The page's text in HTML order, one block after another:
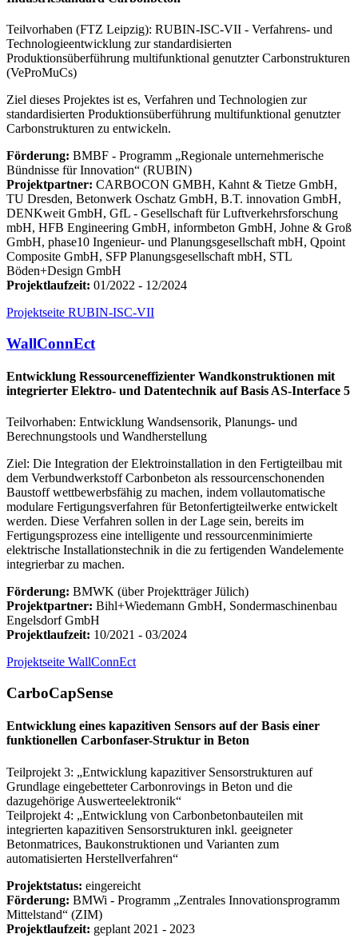
Teilvorhaben (FTZ Leipzig): RUBIN-ISC-VII - Verfahrens- und
Technologieentwicklung zur standardisierten
Produktionsüberführung multifunktional genutzter Carbonstrukturen
(VeProMuCs)
Ziel dieses Projektes ist es, Verfahren und Technologien zur
standardisierten Produktionsüberführung multifunktional genutzter
Carbonstrukturen zu entwickeln.
Förderung: BMBF ‐ Programm „Regionale unternehmerische
Bündnisse für Innovation“ (RUBIN)
Projektpartner: CARBOCON GMBH, Kahnt & Tietze GmbH,
TU Dresden, Betonwerk Oschatz GmbH, B.T. innovation GmbH,
DENKweit GmbH, GfL - Gesellschaft für Luftverkehrsforschung
mbH, HFB Engineering GmbH, informbeton GmbH, Johne & Groß
GmbH, phase10 Ingenieur- und Planungsgesellschaft mbH, Qpoint
Composite GmbH, SFP Planungsgesellschaft mbH, STL
Böden+Design GmbH
Projektlaufzeit: 01/2022 - 12/2024
Projektseite RUBIN-ISC-VII
WallConnEct
Entwicklung Ressourceneffizienter Wandkonstruktionen mit
integrierter Elektro- und Datentechnik auf Basis AS-Interface 5
Teilvorhaben: Entwicklung Wandsensorik, Planungs- und
Berechnungstools und Wandherstellung
Ziel: Die Integration der Elektroinstallation in den Fertigteilbau mit
dem Verbundwerkstoff Carbonbeton als ressourcenschonenden
Baustoff wettbewerbsfähig zu machen, indem vollautomatische
modulare Fertigungsverfahren für Betonfertigteilwerke entwickelt
werden. Diese Verfahren sollen in der Lage sein, bereits im
Fertigungsprozess eine intelligente und ressourcenminimierte
elektrische Installationstechnik in die zu fertigenden Wandelemente
integrierbar zu machen.
Förderung: BMWK (über Projektträger Jülich)
Projektpartner: Bihl+Wiedemann GmbH, Sondermaschinenbau
Engelsdorf GmbH
Projektlaufzeit: 10/2021 - 03/2024
Projektseite WallConnEct
CarboCapSense
Entwicklung eines kapazitiven Sensors auf der Basis einer
funktionellen Carbonfaser-Struktur in Beton
Teilprojekt 3: „Entwicklung kapazitiver Sensorstrukturen auf
Grundlage eingebetteter Carbonrovings in Beton und die
dazugehörige Auswerteelektronik“
Teilprojekt 4: „Entwicklung von Carbonbetonbauteilen mit
integrierten kapazitiven Sensorstrukturen inkl. geeigneter
Betonmatrices, Baukonstruktionen und Varianten zum
automatisierten Herstellverfahren“
Projektstatus: eingereicht
Förderung: BMWi ‐ Programm „Zentrales Innovationsprogramm
Mittelstand“ (ZIM)
Projektlaufzeit: geplant 2021 - 2023